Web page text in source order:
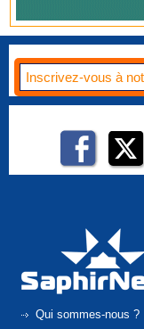
Qui sommes-nous ?